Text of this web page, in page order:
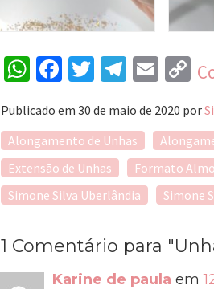
Wh
Ap
p
Fac
oo
k
Tw
er
Tel
am
Em Co
Lin
k
Publicado em 30 de maio de 2020 por
Alongamento de Unhas
Extensão de Unhas
Formato
Simone Silva Uberlândia
Simone
1 Comentário para
Karine de paula em